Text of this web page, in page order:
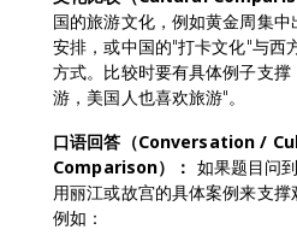
国的旅游文化，例如黄金周集
安排，或中国的"打卡文化"与西
方式。比较时要有具体例子支
游，美国人也喜欢旅游"。
口语回答（Conversation /
Comparison）： 如果题目问
用丽江或故宫的具体案例来支撑
例如：